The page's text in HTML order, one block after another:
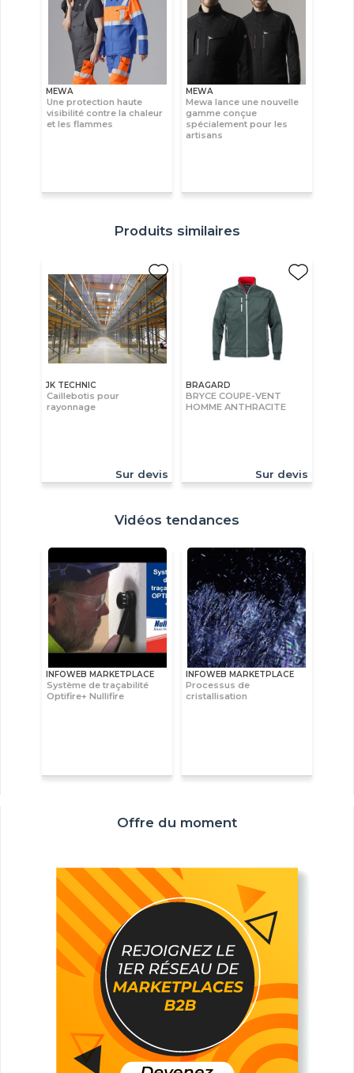
MEWA
Une protection haute
visibilité contre la chaleur
et les flammes
MEWA
Mewa lance une nouvelle
gamme conçue
spécialement pour les
artisans
Produits similaires
JK TECHNIC
Caillebotis pour
rayonnage
Sur devis
BRAGARD
BRYCE COUPE-VENT
HOMME ANTHRACITE
Sur devis
Vidéos tendances
INFOWEB MARKETPLACE
Système de traçabilité
Optifire+ Nullifire
INFOWEB MARKETPLACE
Processus de
cristallisation
Offre du moment